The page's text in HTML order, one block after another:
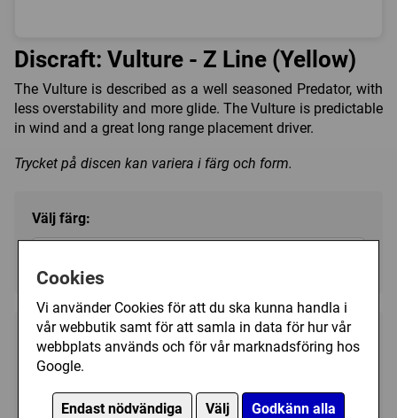
Cookies
Vi använder Cookies för att du ska kunna handla i
vår webbutik samt för att samla in data för hur vår
webbplats används och för vår marknadsföring hos
Google.
Endast nödvändiga Välj Godkänn alla
Discraft: Vulture - Z Line (Yellow)
The Vulture is described as a well seasoned Predator, with
less overstability and more glide. The Vulture is predictable
in wind and a great long range placement driver.
Trycket på discen kan variera i färg och form.
Välj färg:
199 kr Bevaka
Tillfälligt slut